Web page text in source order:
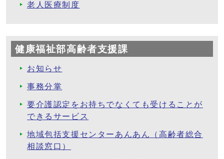
老人医療制度
健康福祉部高齢者支援課
お知らせ
事務分掌
要介護認定をお持ちでなくても受けることが
できるサービス
地域包括支援センターあんあん（高齢者総合
相談窓口）